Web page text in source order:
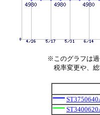
※このグラフは
税率変更や、総